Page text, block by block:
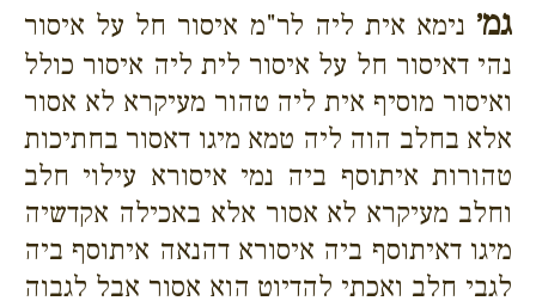
גמ׳ נימא אית ליה לר"מ איסור חל על איסור
נהי דאיסור חל על איסור לית ליה איסור כולל
ואיסור מוסיף אית ליה טהור מעיקרא לא אסור
אלא בחלב הוה ליה טמא מיגו דאסור בחתיכות
טהורות איתוסף ביה נמי איסורא עילוי חלב
וחלב מעיקרא לא אסור אלא באכילה אקדשיה
מיגו דאיתוסף ביה איסורא דהנאה איתוסף ביה
לגבי חלב ואכתי להדיוט הוא אסור אבל לגבוה